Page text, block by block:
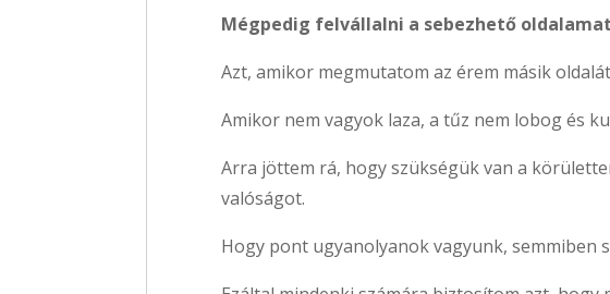
Mégpedig felvállalni a sebezhető
Azt, amikor megmutatom az érem másik
Amikor nem vagyok laza, a tűz nem lobog és
Arra jöttem rá, hogy szükségük van a
valóságot.
Hogy pont ugyanolyanok vagyunk, semmiben